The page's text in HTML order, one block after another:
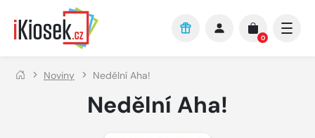
Přejít na hlavní obsah
0
Noviny Nedělní Aha!
Nedělní Aha!